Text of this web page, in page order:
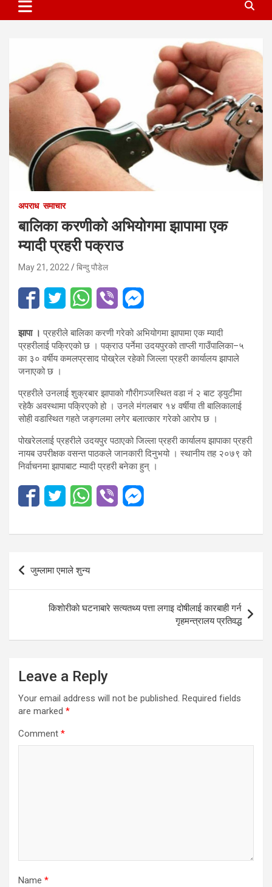
अपराध समाचार
बालिका करणीको अभियोगमा झापामा एक
म्यादी प्रहरी पक्राउ
May 21, 2022 बिन्दु पौडेल
झापा । प्रहरीले बालिका करणी गरेको अभियोगमा झापामा एक म्यादी
प्रहरीलाई पक्रिएको छ । पक्राउ पर्नेमा उदयपुरको ताप्ली गाउँपालिका–५
का ३० वर्षीय कमलप्रसाद पोख्रेल रहेको जिल्ला प्रहरी कार्यालय झापाले
जनाएको छ ।
प्रहरीले उनलाई शुक्रबार झापाको गौरीगञ्जस्थित वडा नं २ बाट ड्युटीमा
रहेकै अवस्थामा पक्रिएको हो । उनले मंगलबार १४ वर्षीया ती बालिकालाई
सोही वडास्थित गहते जङ्गलमा लगेर बलात्कार गरेको आरोप छ ।
पोखरेललाई प्रहरीले उदयपुर पठाएको जिल्ला प्रहरी कार्यालय झापाका प्रहरी
नायब उपरीक्षक वसन्त पाठकले जानकारी दिनुभयो । स्थानीय तह २०७९ को
निर्वाचनमा झापाबाट म्यादी प्रहरी बनेका हुन् ।
Post
navigation
जुम्लामा एमाले शुन्य
किशाेरीकाे घटनाबारे सत्यतथ्य पत्ता लगाइ दोषीलाई कारबाही गर्न
गृहमन्त्रालय प्रतिवद्ध
Leave a Reply
Your email address will not be published. Required fields
are marked *
Comment *
Name *